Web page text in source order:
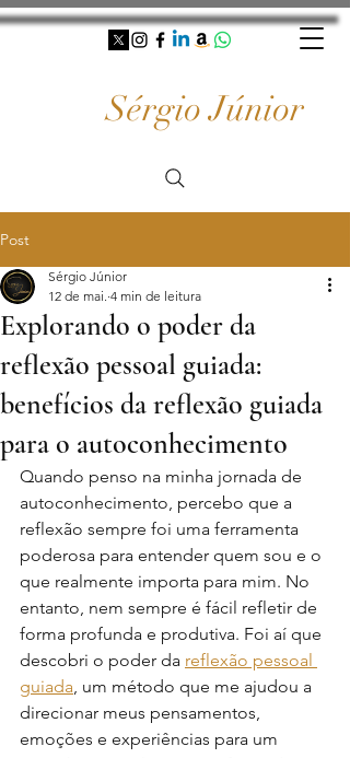
Sérgio Júnior
Post
Explorando o poder da
reflexão pessoal guiada:
benefícios da reflexão guiada
para o autoconhecimento
Sérgio Júnior
12 de mai. 4 min de leitura
Quando penso na minha jornada de
autoconhecimento, percebo que a
reflexão sempre foi uma ferramenta
poderosa para entender quem sou e o
que realmente importa para mim. No
entanto, nem sempre é fácil refletir de
forma profunda e produtiva. Foi aí que
descobri o poder da reflexão pessoal
guiada, um método que me ajudou a
direcionar meus pensamentos,
emoções e experiências para um